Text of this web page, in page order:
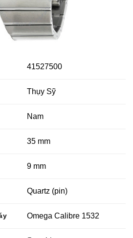
41527500
Thụy Sỹ
Nam
35 mm
9 mm
Quartz (pin)
Omega Calibre 1532